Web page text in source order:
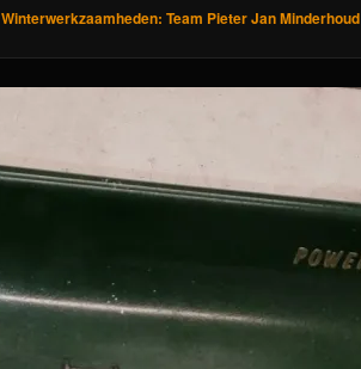
Winterwerkzaamheden: Team Pieter Jan Minderhoud